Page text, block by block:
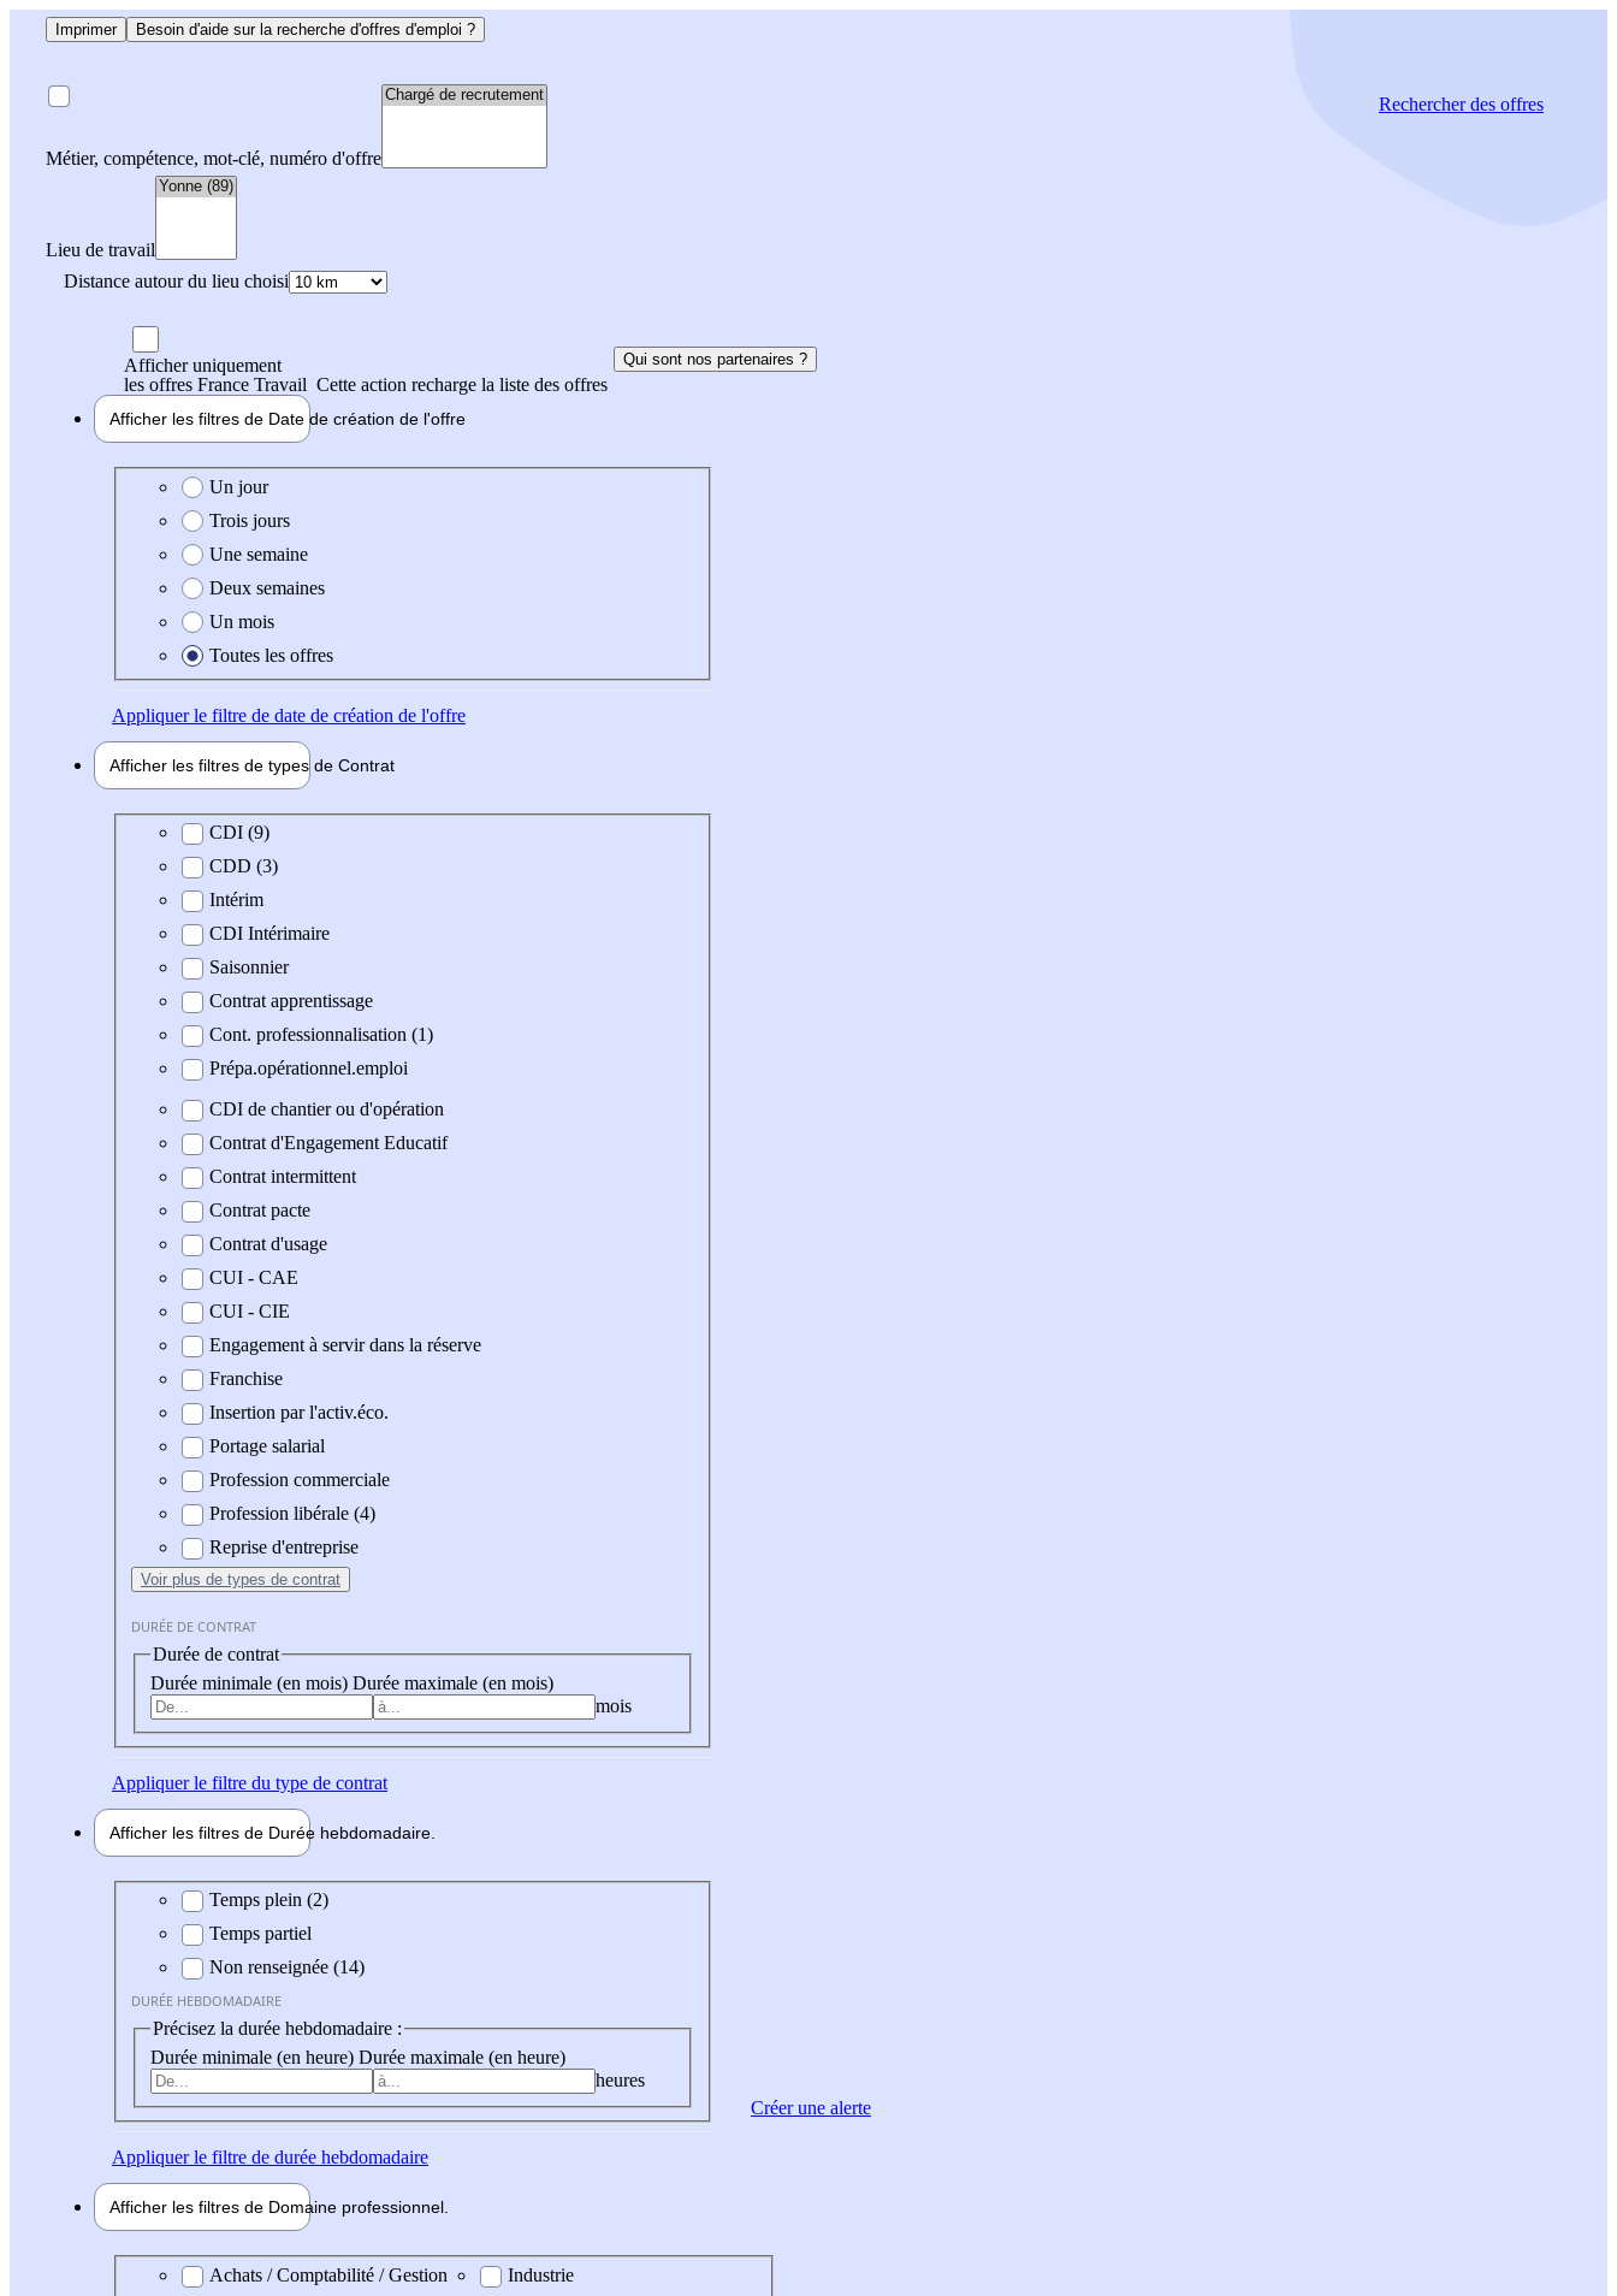
Imprimer Besoin d'aide sur la recherche d'offres d'emploi ?
Métier, compétence, mot-clé, numéro d'offre
Lieu de travail
Distance autour du lieu choisi
Rechercherdes offres
Afficher uniquement
les offres France Travail Cette action recharge la liste des offres
Qui sont nos partenaires ?
Afficher les filtres de Date de création de l'offre
Date de création de l'offre
Un jour
Trois jours
Une semaine
Deux semaines
Un mois
Toutes les offres
Appliquerle filtre de date de création de l'offre
Afficher les filtres de types de Contrat
Type de contrat
CDI (9)
CDD (3)
Intérim
CDI Intérimaire
Saisonnier
Contrat apprentissage
Cont. professionnalisation (1)
Prépa.opérationnel.emploi
CDI de chantier ou d'opération
Contrat d'Engagement Educatif
Contrat intermittent
Contrat pacte
Contrat d'usage
CUI - CAE
CUI - CIE
Engagement à servir dans la réserve
Franchise
Insertion par l'activ.éco.
Portage salarial
Profession commerciale
Profession libérale (4)
Reprise d'entreprise
Voir plus de types de contrat
DURÉE DE CONTRAT
Durée de contrat
Durée minimale (en mois) Durée maximale (en mois)
mois
Appliquerle filtre du type de contrat
Afficher les filtres de Durée hebdomadaire
Durée hebdomadaire
Temps plein (2)
Temps partiel
Non renseignée (14)
DURÉE HEBDOMADAIRE
Précisez la durée hebdomadaire :
Durée minimale (en heure) Durée maximale (en heure)
heures
Appliquerle filtre de durée hebdomadaire
Afficher les filtres de Domaine professionnel
Domaine professionel
Achats / Comptabilité / Gestion
Industrie
Créer une alerte